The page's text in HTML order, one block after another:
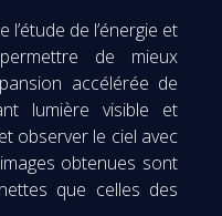
de l’énergie et
de mieux
accélérée de
lumière visible et
observer le ciel avec
obtenues sont
que celles des